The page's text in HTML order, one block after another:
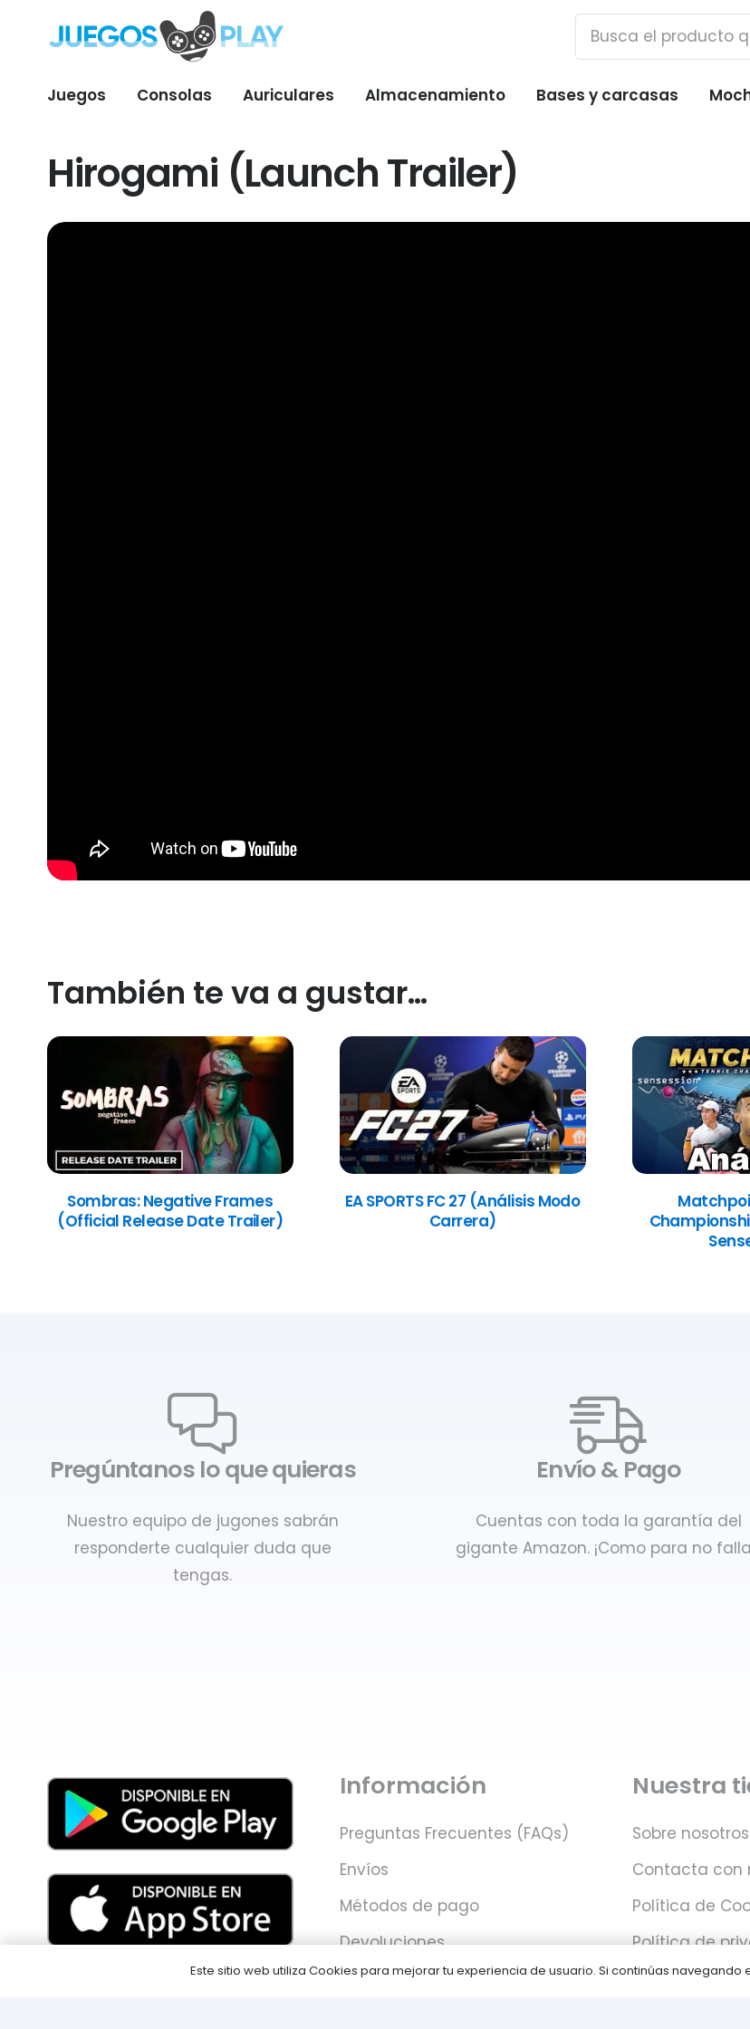
Juegos Consolas Auriculares Almacenamiento Bases y carcasas
Hirogami (Launch Trailer)
También te va a gustar…
Sombras: Negative Frames
(Official Release Date Trailer)
EA SPORTS FC 27 (Análisis Modo
Carrera)
Pregúntanos lo que quieras
Nuestro equipo de jugones sabrán
responderte cualquier duda que
tengas.
Envío & Pago
Cuentas con toda la garantía del
gigante Amazon. ¡Como para no
Información
Preguntas Frecuentes (FAQs)
Envíos
Métodos de pago
Devoluciones
Nuestra
Sobre nosotros
Contacta con
Política de
Política de
Este sitio web utiliza Cookies para mejorar tu experiencia de usuario. Si continúas